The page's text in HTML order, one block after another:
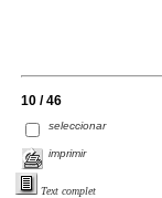
10 / 46
seleccionar
imprimir
Text complet